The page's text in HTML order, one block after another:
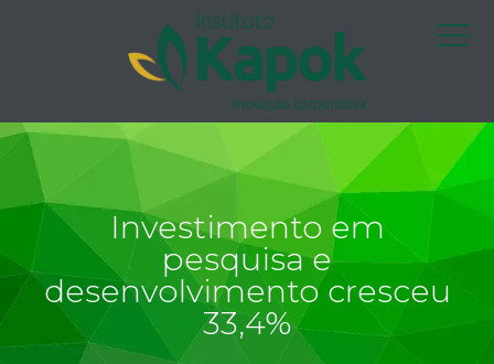
Investimento em
pesquisa e
desenvolvimento cresceu
33,4%